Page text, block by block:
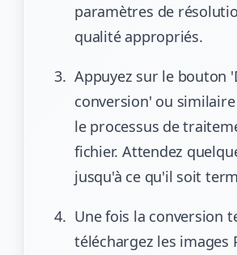
paramètres de
qualité appropriés.
Appuyez sur le bouton
conversion' ou
le processus de
fichier. Attendez
jusqu'à ce qu'il soit
Une fois la conversion
téléchargez les images